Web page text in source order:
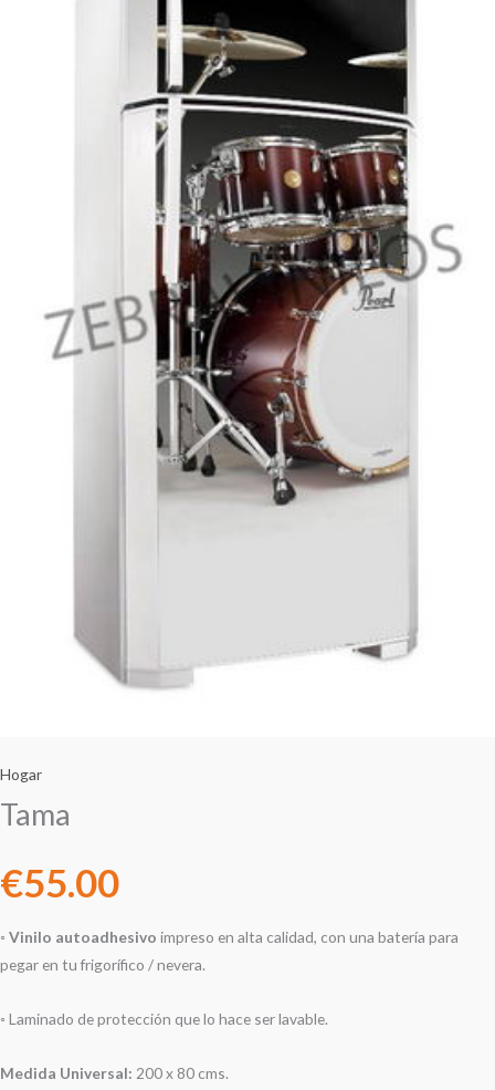
Hogar
Tama
€55.00
◦ Vinilo autoadhesivo impreso en alta calidad, con una batería para
pegar en tu frigorífico / nevera.
◦ Laminado de protección que lo hace ser lavable.
Medida Universal: 200 x 80 cms.